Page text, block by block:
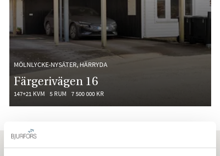
MÖLNLYCKE-NYSÄTER, HÄRRYDA
Färgerivägen 16
147+21 KVM 5 RUM 7 500 000 KR